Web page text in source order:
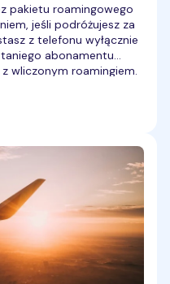
pakietu roamingowego
jeśli podróżujesz za
z telefonu wyłącznie
abonamentu
wliczonym roamingiem.